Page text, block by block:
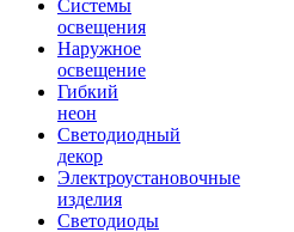
Системы
освещения
Наружное
освещение
Гибкий
неон
Светодиодный
декор
Электроустановочные
изделия
Светодиоды